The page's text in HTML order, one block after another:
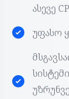
ასევე
უფასო